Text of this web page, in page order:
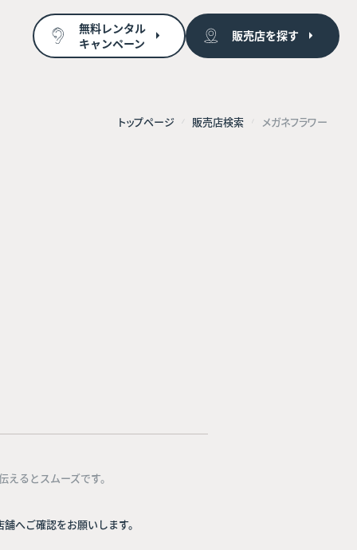
無料レンタル
キャンペーン
販売店を探す
トップページ 販売店検索 メガネフラワー
るとスムーズです。
へご確認をお願いします。